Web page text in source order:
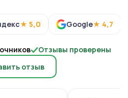
★ 5,0 Google★ 4,7
Отзывы проверены
отзыв